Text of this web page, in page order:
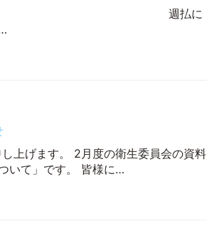
位 週払に
上げます。 2月度の衛生委員会の資料
いて」です。 皆様に…